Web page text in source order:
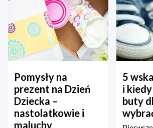
Pomysły na
prezent na Dzień
Dziecka –
nastolatkowie i
maluchy
5
i
buty